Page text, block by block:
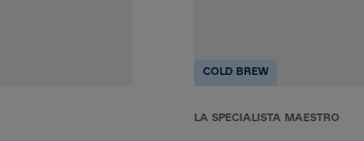
COLD BREW
LA SPECIALISTA MAESTRO